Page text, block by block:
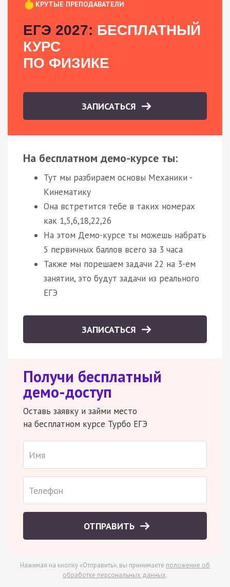
КРУТЫЕ ПРЕПОДАВАТЕЛИ
ЕГЭ 2027: БЕСПЛАТНЫЙ
КУРС
ПО ФИЗИКЕ
ЗАПИСАТЬСЯ
На бесплатном демо-курсе ты:
Тут мы разбираем основы Механики -
Кинематику
Она встретится тебе в таких номерах
как 1,5,6,18,22,26
На этом Демо-курсе ты можешь набрать
5 первичных баллов всего за 3 часа
Также мы порешаем задачи 22 на 3-ем
занятии, это будут задачи из реального
ЕГЭ
ЗАПИСАТЬСЯ
Получи бесплатный
демо-доступ
Оставь заявку и займи место
на бесплатном курсе Турбо ЕГЭ
ОТПРАВИТЬ
Нажимая на кнопку «Отправить», вы принимаете положение об
обработке персональных данных.